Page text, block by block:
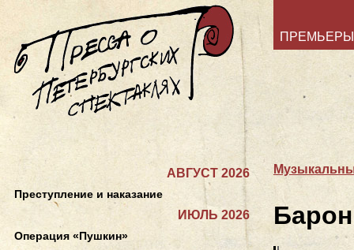
ПРЕМЬЕРЫ
АВГУСТ 2026
Преступление и наказание
ИЮЛЬ 2026
Операция «Пушкин»